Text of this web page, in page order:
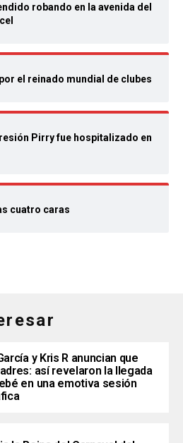
robando en la avenida del
el reinado mundial de clubes
Pirry fue hospitalizado en
cuatro caras
y Kris R anuncian que
así revelaron la llegada
en una emotiva sesión